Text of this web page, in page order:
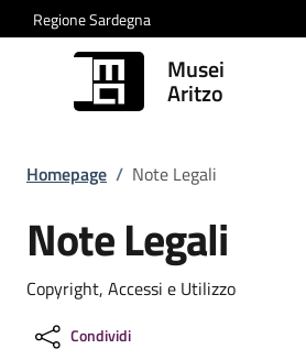
Regione Sardegna
Musei
Aritzo
Homepage / Note Legali
Note Legali
Copyright, Accessi e Utilizzo
Condividi